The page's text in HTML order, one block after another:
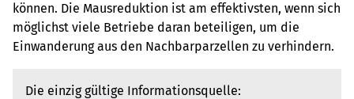
können. Die Mausreduktion ist am effektivsten, wenn sich
möglichst viele Betriebe daran beteiligen, um die
Einwanderung aus den Nachbarparzellen zu verhindern.
Die einzig gültige Informationsquelle: